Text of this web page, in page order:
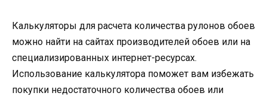
Калькуляторы для расчета количества рулонов обоев
можно найти на сайтах производителей обоев или на
специализированных интернет-ресурсах.
Использование калькулятора поможет вам избежать
покупки недостаточного количества обоев или